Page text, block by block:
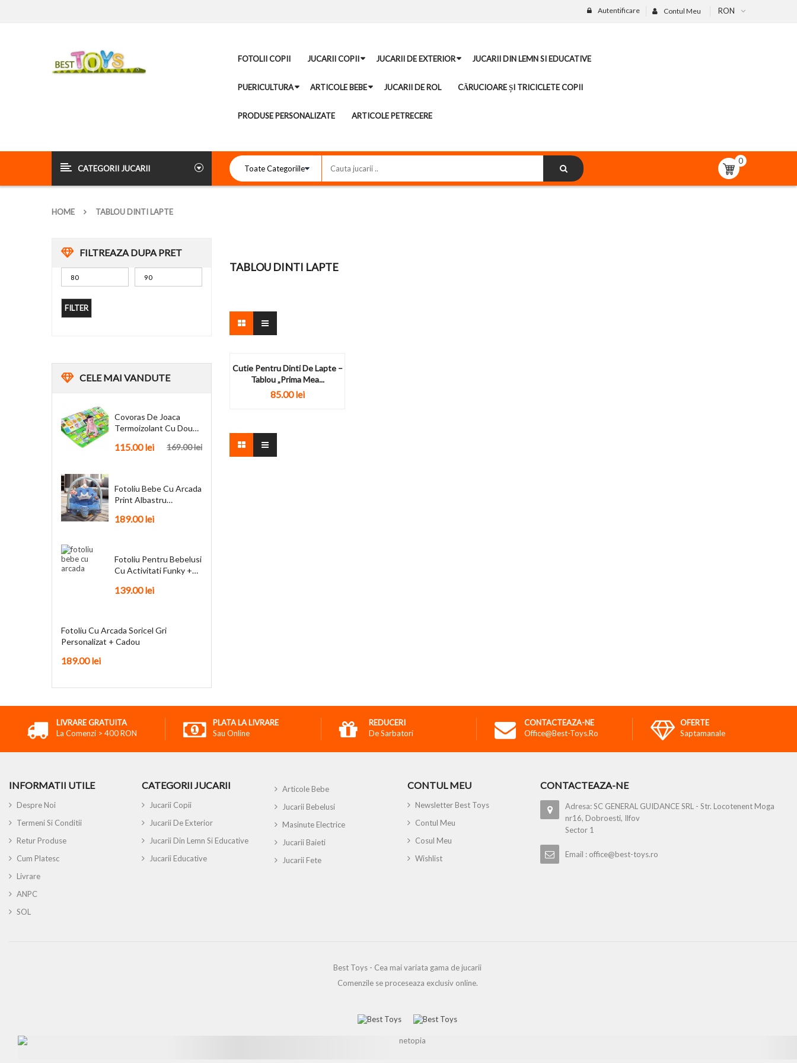
RON
Contul Meu
Autentificare
FOTOLII COPII JUCARII COPII JUCARII DE EXTERIOR JUCARII DIN LEMN SI EDUCATIVE
PUERICULTURA ARTICOLE BEBE JUCARII DE ROL CĂRUCIOARE ȘI TRICICLETE COPII
PRODUSE PERSONALIZATE ARTICOLE PETRECERE
CATEGORII JUCARII
0
HOME TABLOU DINTI LAPTE
FILTREAZA DUPA PRET
FILTER
CELEMAI VANDUTE
Covoras De Joaca
Termoizolant Cu Doua
169.00lei
115.00lei
Fotoliu Bebe Cu Arcada
Print Albastru
189.00lei
Fotoliu Pentru Bebelusi
Cu Activitati Funky +
139.00lei
Fotoliu Cu Arcada Soricel Gri
Personalizat + Cadou
189.00lei
TABLOU DINTI LAPTE
Cutie Pentru Dinti De Lapte –
Tablou „Prima Mea...
85.00lei
LIVRARE GRATUITA
La Comenzi > 400 RON
PLATA LA LIVRARE
Sau Online
REDUCERI
De Sarbatori
CONTACTEAZA-NE
Office@best-Toys.ro
OFERTE
Saptamanale
INFORMATII UTILE
Despre Noi
Termeni Si Conditii
Retur Produse
Cum Platesc
Livrare
ANPC
SOL
CATEGORII JUCARII
Jucarii Copii
Jucarii De Exterior
Jucarii Din Lemn Si Educative
Jucarii Educative
Articole Bebe
Jucarii Bebelusi
Masinute Electrice
Jucarii Baieti
Jucarii Fete
CONTUL MEU
Newsletter Best Toys
Contul Meu
Cosul Meu
Wishlist
CONTACTEAZA-NE
Adresa: SC GENERAL GUIDANCE SRL - Str. Locotenent Moga
nr16, Dobroesti, Ilfov
Sector 1
Email : office@best-toys.ro
Best Toys - Cea mai variata gama de jucarii
Comenzile se proceseaza exclusiv online.